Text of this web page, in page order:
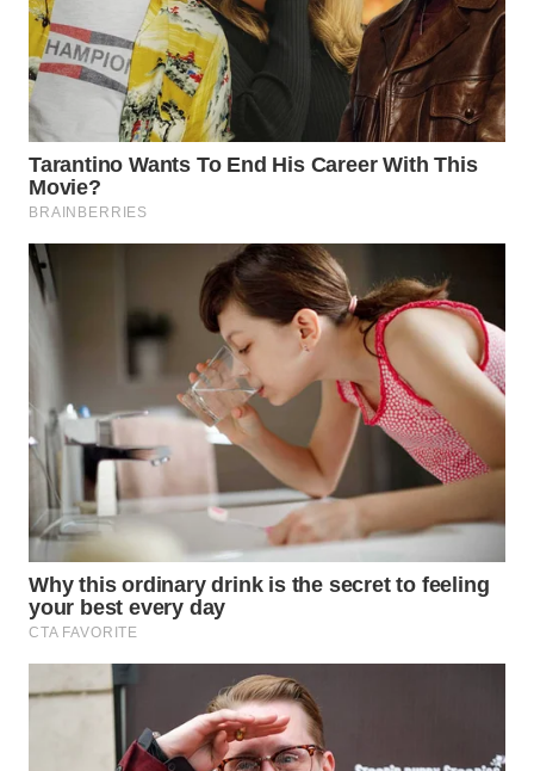
WN
KARAWANG
BEKASI
WN
TAPANULI
UTARA
WN
SAMOSIR
WN
PADANG
LAWAS
WN
SUMEDANG